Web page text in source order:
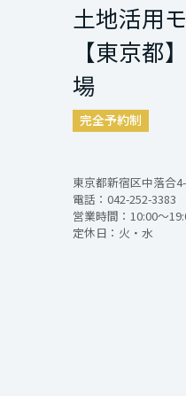
商品
テク
デザ
インテ
賃貸
店舗
土地
ミサ
リフ
複合
分譲
建築
住ま
アフ
ニュ
ミサ
SDGs
環境
土地活用
【東京都
場
完全予約制
東京都新宿区中落合
電話： 042-252-3383
営業時間：10:00～
定休日：火・水